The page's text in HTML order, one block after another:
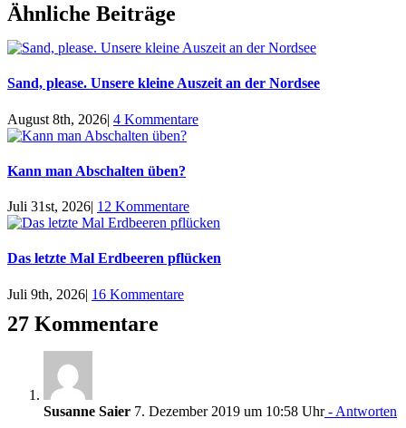
Ähnliche Beiträge
Sand, please. Unsere kleine Auszeit an der Nordsee
August 8th, 2026| 4 Kommentare
Kann man Abschalten üben?
Juli 31st, 2026| 12 Kommentare
Das letzte Mal Erdbeeren pflücken
Juli 9th, 2026| 16 Kommentare
27 Kommentare
Susanne Saier 7. Dezember 2019 um 10:58 Uhr- Antworten